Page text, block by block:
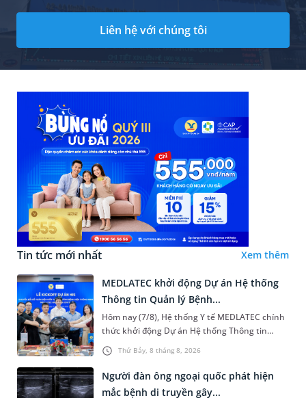
Liên hệ với chúng tôi
Tin tức mới nhất Xem thêm
Thứ Bảy, 8 tháng 8, 2026
MEDLATEC khởi động Dự án Hệ thống
Thông tin Quản lý Bệnh...
Hôm nay (7/8), Hệ thống Y tế MEDLATEC chính
thức khởi động Dự án Hệ thống Thông tin
Quản lý Bệnh viện (HIS - Hospital Information
System) giai đoạn mới. Dự á...
Người đàn ông ngoại quốc phát hiện
mắc bệnh di truyền gây...